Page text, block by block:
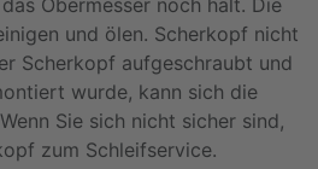
Obermesser noch hält. Die
und ölen. Scherkopf nicht
Scherkopf aufgeschraubt und
wurde, kann sich die
Sie sich nicht sicher sind,
zum Schleifservice.